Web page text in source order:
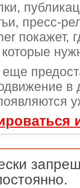
пресс-
покажет,
в